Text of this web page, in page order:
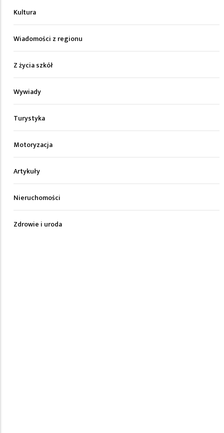
Kultura
Wiadomości z regionu
Z życia szkół
Wywiady
Turystyka
Motoryzacja
Artykuły
Nieruchomości
Zdrowie i uroda